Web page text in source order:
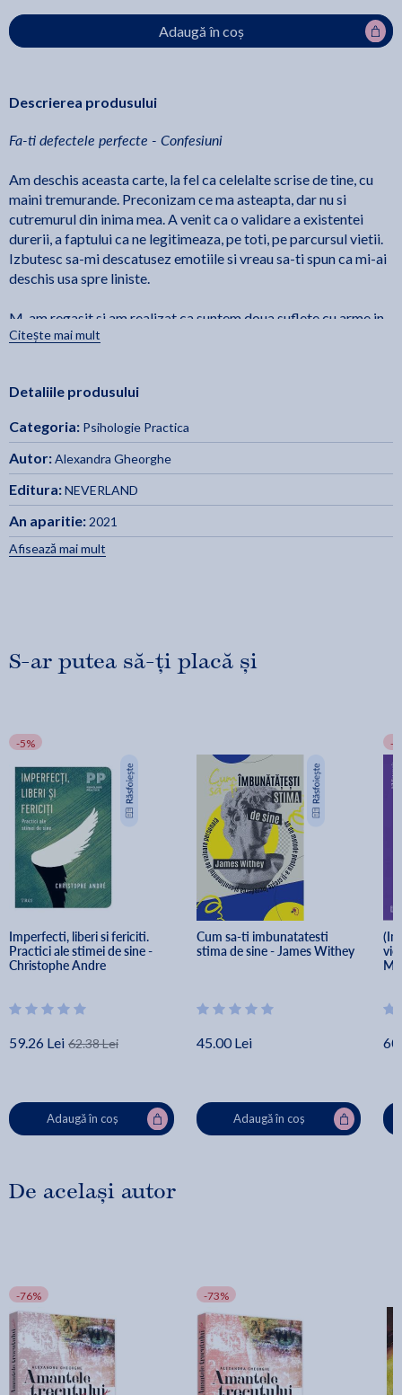
Adaugă în coș
Descrierea produsului
Fa-ti defectele perfecte - Confesiuni
Am deschis aceasta carte, la fel ca celelalte scrise de tine, cu
maini tremurande. Preconizam ce ma asteapta, dar nu si
cutremurul din inima mea. A venit ca o validare a existentei
durerii, a faptului ca ne legitimeaza, pe toti, pe parcursul vietii.
Izbutesc sa-mi descatusez emotiile si vreau sa-ti spun ca mi-ai
deschis usa spre liniste.
M-am regasit si am realizat ca suntem doua suflete cu arme in
dotare. Purtate pe carari pavate cu cioburi, am indraznit sa
celor mai vizibile cicatrici pe care le purtam cu mandrie. Traita
perfecte - Confesiuni, poate fi povestea fiecaruia dintre noi.
Am adunat toate trairile expuse de tine, intr-o sticla. Am
deschis-o si torn sentimentele rascolite in doua pahare care
nasc cel mai asurzitor ecou la ciocnire. - Pentru implinire!
Editor, Oana Calin
Citește mai mult
Detaliile produsului
Categoria: Psihologie Practica
Autor:Alexandra Gheorghe
Editura:NEVERLAND
An aparitie: 2021
Afisează mai mult
S-ar putea să-ți placă și
-5%
Imperfecti, liberi si fericiti.
Practici ale stimei de sine -
Christophe Andre
59.26 Lei 62.38 Lei
Adaugă în coș
Cum sa-ti imbunatatesti
stima de sine - James Withey
45.00 Lei
Adaugă în coș
-
De același autor
-76% -73%